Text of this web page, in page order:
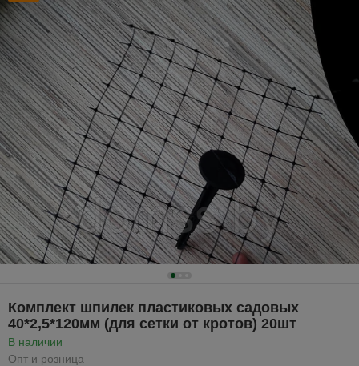
Комплект шпилек пластиковых садовых
40*2,5*120мм (для сетки от кротов) 20шт
В наличии
Опт и розница